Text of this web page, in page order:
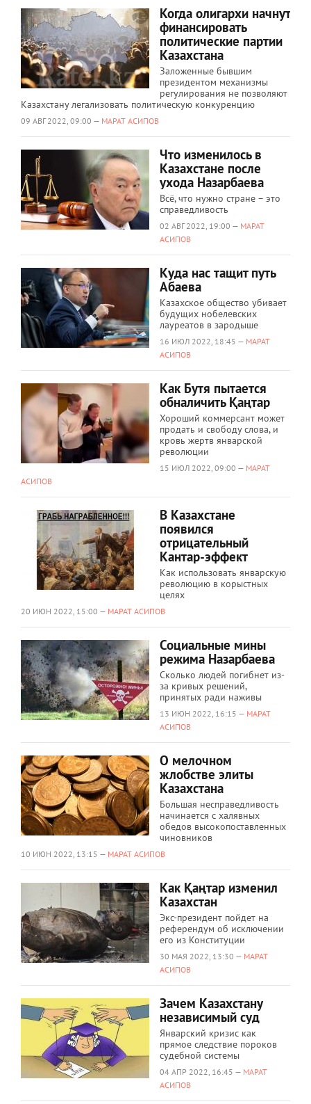
Когда олигархи начнут
финансировать
политические партии
Казахстана
Заложенные бывшим
президентом механизмы
регулирования не позволяют
Казахстану легализовать политическую конкуренцию
09 АВГ 2022, 09:00 — МАРАТ АСИПОВ
Что изменилось в
Казахстане после
ухода Назарбаева
Всё, что нужно стране – это
справедливость
02 АВГ 2022, 19:00 — МАРАТ
АСИПОВ
Куда нас тащит путь
Абаева
Казахское общество убивает
будущих нобелевских
лауреатов в зародыше
16 ИЮЛ 2022, 18:45 — МАРАТ
АСИПОВ
Как Бутя пытается
обналичить Қаңтар
Хороший коммерсант может
продать и свободу слова, и
кровь жертв январской
революции
15 ИЮЛ 2022, 09:00 — МАРАТ
АСИПОВ
В Казахстане
появился
отрицательный
Кантар-эффект
Как использовать январскую
революцию в корыстных
целях
20 ИЮН 2022, 15:00 — МАРАТ АСИПОВ
Социальные мины
режима Назарбаева
Сколько людей погибнет из-
за кривых решений,
принятых ради наживы
13 ИЮН 2022, 16:15 — МАРАТ
АСИПОВ
О мелочном
жлобстве элиты
Казахстана
Большая несправедливость
начинается с халявных
обедов высокопоставленных
чиновников
10 ИЮН 2022, 13:15 — МАРАТ АСИПОВ
Как Қаңтар изменил
Казахстан
Экс-президент пойдет на
референдум об исключении
его из Конституции
30 МАЯ 2022, 13:30 — МАРАТ
АСИПОВ
Зачем Казахстану
независимый суд
Январский кризис как
прямое следствие пороков
судебной системы
04 АПР 2022, 16:45 — МАРАТ
АСИПОВ